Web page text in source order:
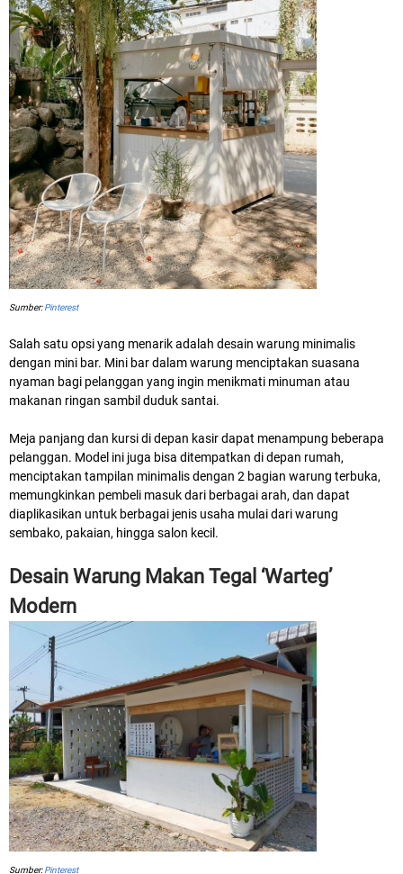
Sumber:Pinterest
Salah satu opsi yang menarik adalah desain warung minimalis
dengan mini bar. Mini bar dalam warung menciptakan suasana
nyaman bagi pelanggan yang ingin menikmati minuman atau
makanan ringan sambil duduk santai.
Meja panjang dan kursi di depan kasir dapat menampung beberapa
pelanggan. Model ini juga bisa ditempatkan di depan rumah,
menciptakan tampilan minimalis dengan 2 bagian warung terbuka,
memungkinkan pembeli masuk dari berbagai arah, dan dapat
diaplikasikan untuk berbagai jenis usaha mulai dari warung
sembako, pakaian, hingga salon kecil.
Desain Warung Makan Tegal ‘Warteg’
Modern
Sumber:Pinterest